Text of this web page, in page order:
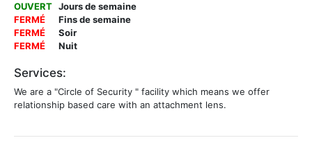
OUVERT Jours de semaine
FERMÉ
Fins de semaine
FERMÉ
Soir
FERMÉ
Nuit
Services:
We are a "Circle of Security " facility which means we offer
relationship based care with an attachment lens.